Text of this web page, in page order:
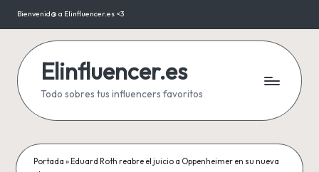
Saltar
contenido
Bienvenid@ a Elinfluencer.es <3
Elinfluencer.es
Todo sobres tus influencers favoritos
Portada » Eduard Roth reabre el juicio a Oppenheimer en su nueva